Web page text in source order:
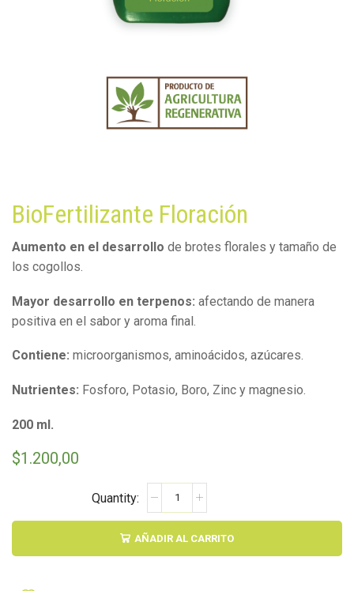
BioFertilizante Floración
Aumento en el desarrollo de brotes florales y tamaño de
los cogollos.
Mayor desarrollo en terpenos: afectando de manera
positiva en el sabor y aroma final.
Contiene: microorganismos, aminoácidos, azúcares.
Nutrientes: Fosforo, Potasio, Boro, Zinc y magnesio.
200 ml.
$1.200,00
BioFertilizante
Floración
cantidad
AÑADIR AL CARRITO